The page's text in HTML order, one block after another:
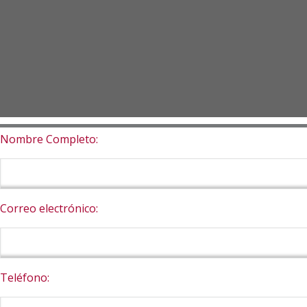
Nombre Completo:
Correo electrónico:
Teléfono: